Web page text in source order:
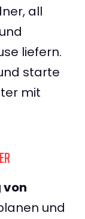
all
liefern.
starte
mit
von
und